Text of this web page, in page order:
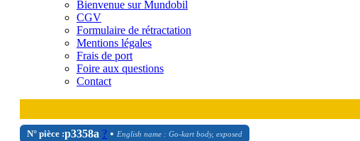
Bienvenue sur Mundobil
CGV
Formulaire de rétractation
Mentions légales
Frais de port
Foire aux questions
Contact
N° pièce :p3358a ?• English name : Go-kart body, exposed